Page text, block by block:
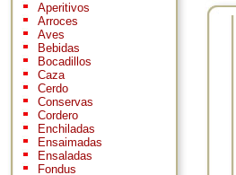
Aperitivos
Arroces
Aves
Bebidas
Bocadillos
Caza
Cerdo
Conservas
Cordero
Enchiladas
Ensaimadas
Ensaladas
Fondus